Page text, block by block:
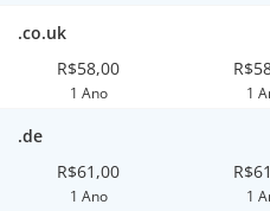
.co.uk
R$58,00
1 Ano 1
.de
R$61,00
1 Ano 1